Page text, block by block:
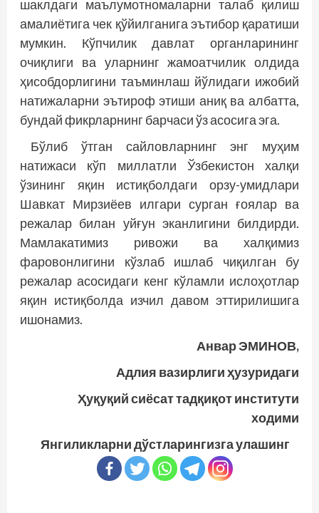
шаклдаги маълумотномаларни талаб қилиш
амалиётига чек қўйилганига эътибор қаратиши
мумкин. Кўпчилик давлат органларининг
очиқлиги ва уларнинг жамоатчилик олдида
ҳисобдорлигини таъминлаш йўлидаги ижобий
натижаларни эътироф этиши аниқ ва албатта,
бундай фикрларнинг барчаси ўз асосига эга.
Бўлиб ўтган сайловларнинг энг муҳим
натижаси кўп миллатли Ўзбекистон халқи
ўзининг яқин истиқболдаги орзу-умидлари
Шавкат Мирзиёев илгари сурган ғоялар ва
режалар билан уйғун эканлигини билдирди.
Мамлакатимиз ривожи ва халқимиз
фаровонлигини кўзлаб ишлаб чиқилган бу
режалар асосидаги кенг кўламли ислоҳотлар
яқин истиқболда изчил давом эттирилишига
ишонамиз.
Анвар ЭМИНОВ,
Адлия вазирлиги ҳузуридаги
Ҳуқуқий сиёсат тадқиқот институти
ходими
Янгиликларни дўстларингизга улашинг